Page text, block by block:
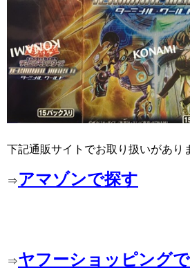
下記通販サイトでお取り扱いがあり
⇒アマゾンで探す
⇒ヤフーショッピング